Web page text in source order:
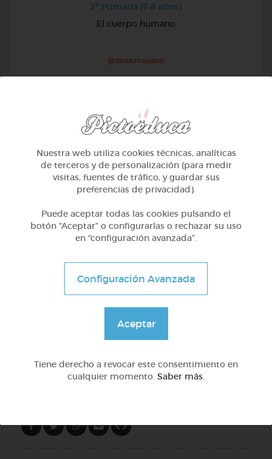
2º Primaria (7-8 años)
El cuerpo humano
@denismoyano
2º Primaria (7-8 años)
Las plantas
DOCS (10)
Nuestra web utiliza cookies técnicas, analíticas
de terceros y de personalización (para medir
visitas, fuentes de tráfico, y guardar sus
preferencias de privacidad).
Puede aceptar todas las cookies pulsando el
botón “Aceptar” o configurarlas o rechazar su uso
en “configuración avanzada”.
Configuración Avanzada
Aceptar
Tiene derecho a revocar este consentimiento en
cualquier momento. Saber más.